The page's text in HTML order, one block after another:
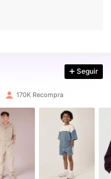
Seguir
170K Recompra